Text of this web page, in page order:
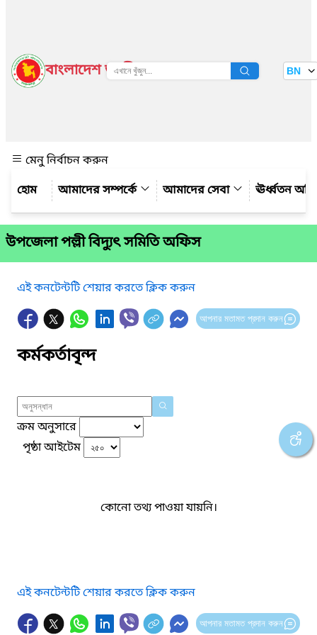
বাংলাদেশ জাতীয় তথ্য বাতায়ন BN
মেনু নির্বাচন করুন
আমাদের সম্পর্কে
আমাদের সেবা ঊর্ধ্বতন
উপজেলা পল্লী বিদ্যুৎ সমিতি অফিস
এই কনটেন্টটি শেয়ার করতে ক্লিক করুন
আপনার মতামত প্রদান করুন
কর্মকর্তাবৃন্দ
ক্রম অনুসারে
পৃষ্ঠা আইটেম
কোনো তথ্য পাওয়া যায়নি।
এই কনটেন্টটি শেয়ার করতে ক্লিক করুন
আপনার মতামত প্রদান করুন